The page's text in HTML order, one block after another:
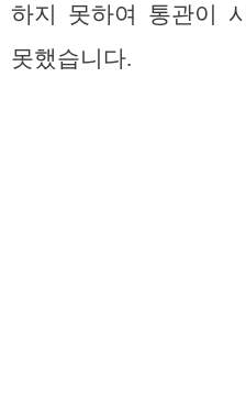
하지 못하여 통관이
못했습니다.